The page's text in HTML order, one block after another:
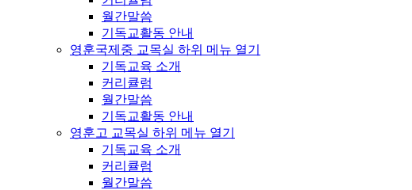
월간말씀
기독교활동 안내
영훈국제중 교목실 하위 메뉴 열기
기독교육 소개
커리큘럼
월간말씀
기독교활동 안내
영훈고 교목실 하위 메뉴 열기
기독교육 소개
커리큘럼
월간말씀